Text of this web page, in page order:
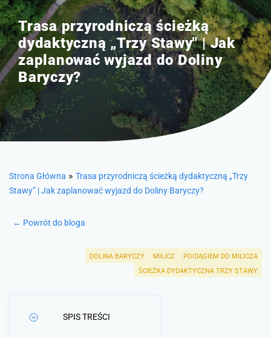
Trasa przyrodniczą ścieżką
dydaktyczną „Trzy Stawy" | Jak
zaplanować wyjazd do Doliny
Baryczy?
Strona Główna » Trasa przyrodniczą ścieżką dydaktyczną „Trzy
Stawy” | Jak zaplanować wyjazd do Doliny Baryczy?
← Powrót do bloga
DOLINA BARYCZY MILICZ
POCIĄGIEM DO MILICZA
ŚCIEŻKA DYDAKTYCZNA TRZY STAWY
SPIS TREŚCI